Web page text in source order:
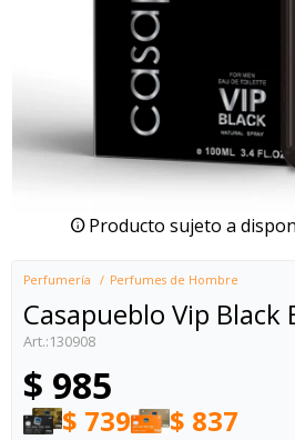
Producto sujeto a
Perfumería Perfumes de Hombre
Casapueblo Vip Black
130908
$ 985
$ 739 $ 837